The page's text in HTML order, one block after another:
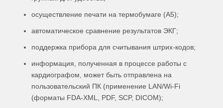
осуществление печати на термобумаге (А5);
автоматическое сравнение результатов ЭКГ;
поддержка прибора для считывания штрих-кодов;
информация, полученная в процессе работы с
кардиографом, может быть отправлена на
пользовательский ПК (применение LAN/Wi-Fi
(форматы FDA-XML, PDF, SCP, DICOM);